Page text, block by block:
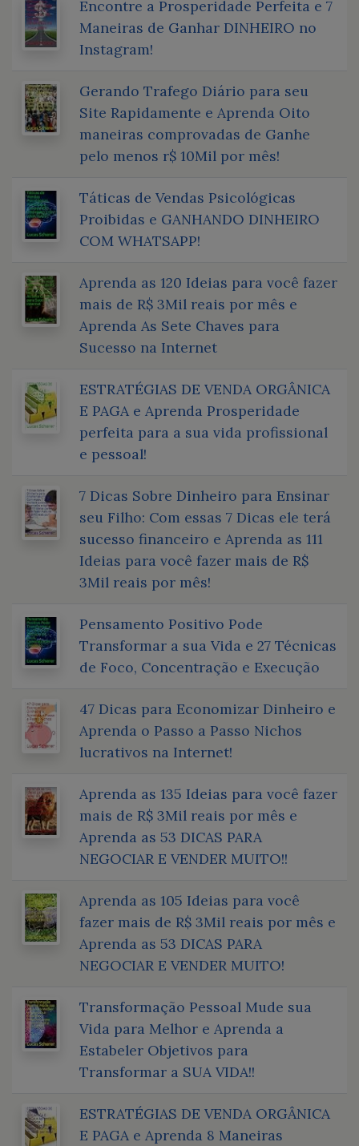
Encontre a Prosperidade Perfeita e 7
Maneiras de Ganhar DINHEIRO no
Instagram!
Gerando Trafego Diário para seu
Site Rapidamente e Aprenda Oito
maneiras comprovadas de Ganhe
pelo menos r$ 10Mil por mês!
Táticas de Vendas Psicológicas
Proibidas e GANHANDO DINHEIRO
COM WHATSAPP!
Aprenda as 120 Ideias para você fazer
mais de R$ 3Mil reais por mês e
Aprenda As Sete Chaves para
Sucesso na Internet
ESTRATÉGIAS DE VENDA ORGÂNICA
E PAGA e Aprenda Prosperidade
perfeita para a sua vida profissional
e pessoal!
7 Dicas Sobre Dinheiro para Ensinar
seu Filho: Com essas 7 Dicas ele terá
sucesso financeiro e Aprenda as 111
Ideias para você fazer mais de R$
3Mil reais por mês!
Pensamento Positivo Pode
Transformar a sua Vida e 27 Técnicas
de Foco, Concentração e Execução
47 Dicas para Economizar Dinheiro e
Aprenda o Passo a Passo Nichos
lucrativos na Internet!
Aprenda as 135 Ideias para você fazer
mais de R$ 3Mil reais por mês e
Aprenda as 53 DICAS PARA
NEGOCIAR E VENDER MUITO!!
Aprenda as 105 Ideias para você
fazer mais de R$ 3Mil reais por mês e
Aprenda as 53 DICAS PARA
NEGOCIAR E VENDER MUITO!
Transformação Pessoal Mude sua
Vida para Melhor e Aprenda a
Estabeler Objetivos para
Transformar a SUA VIDA!!
ESTRATÉGIAS DE VENDA ORGÂNICA
E PAGA e Aprenda 8 Maneiras